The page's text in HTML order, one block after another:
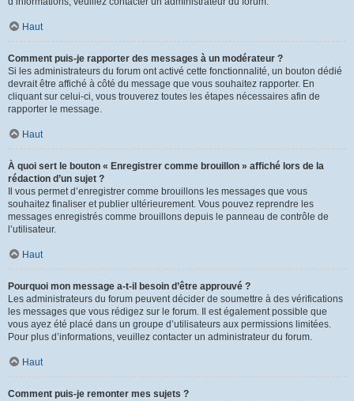
Haut
Comment puis-je rapporter des messages à un modérateur ?
Si les administrateurs du forum ont activé cette fonctionnalité, un bouton dédié
devrait être affiché à côté du message que vous souhaitez rapporter. En
cliquant sur celui-ci, vous trouverez toutes les étapes nécessaires afin de
rapporter le message.
Haut
À quoi sert le bouton « Enregistrer comme brouillon » affiché lors de la
rédaction d’un sujet ?
Il vous permet d’enregistrer comme brouillons les messages que vous
souhaitez finaliser et publier ultérieurement. Vous pouvez reprendre les
messages enregistrés comme brouillons depuis le panneau de contrôle de
l’utilisateur.
Haut
Pourquoi mon message a-t-il besoin d’être approuvé ?
Les administrateurs du forum peuvent décider de soumettre à des vérifications
les messages que vous rédigez sur le forum. Il est également possible que
vous ayez été placé dans un groupe d’utilisateurs aux permissions limitées.
Pour plus d’informations, veuillez contacter un administrateur du forum.
Haut
Comment puis-je remonter mes sujets ?